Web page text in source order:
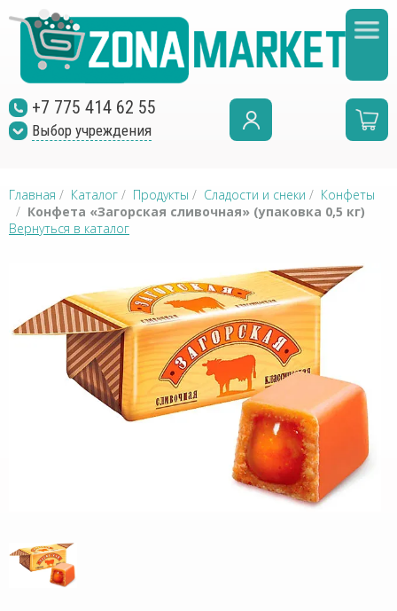
+7 775 414 62 55
Выбор учреждения
Главная / Каталог / Продукты / Сладости и снеки / Конфеты
/ Конфета «Загорская сливочная» (упаковка 0,5 кг)
Вернуться в каталог